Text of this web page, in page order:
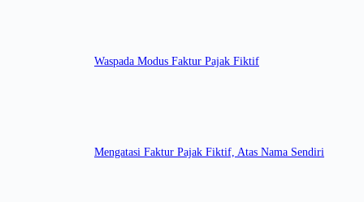
Waspada Modus Faktur Pajak Fiktif
Mengatasi Faktur Pajak Fiktif, Atas Nama Sendiri